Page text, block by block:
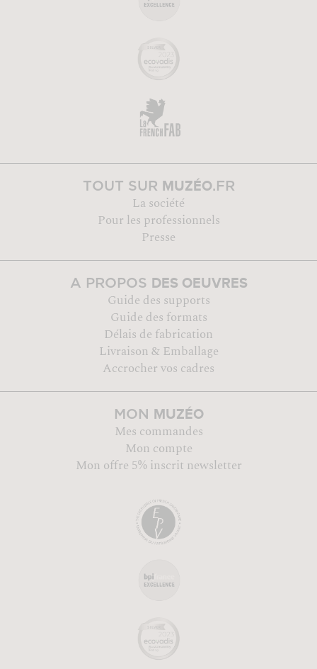
TOUT SUR MUZÉO.FR
La société
Pour les professionnels
Presse
A PROPOS DES OEUVRES
Guide des supports
Guide des formats
Délais de fabrication
Livraison & Emballage
Accrocher vos cadres
MON MUZÉO
Mes commandes
Mon compte
Mon offre 5% inscrit newsletter